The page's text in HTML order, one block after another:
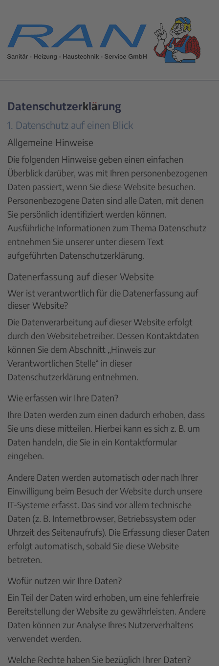
Datenschutz­erklärung
1. Datenschutz auf einen Blick
Allgemeine Hinweise
Die folgenden Hinweise geben einen einfachen
Überblick darüber, was mit Ihren personenbezogenen
Daten passiert, wenn Sie diese Website besuchen.
Personenbezogene Daten sind alle Daten, mit denen
Sie persönlich identifiziert werden können.
Ausführliche Informationen zum Thema Datenschutz
entnehmen Sie unserer unter diesem Text
aufgeführten Datenschutzerklärung.
Datenerfassung auf dieser Website
Wer ist verantwortlich für die Datenerfassung auf
dieser Website?
Die Datenverarbeitung auf dieser Website erfolgt
durch den Websitebetreiber. Dessen Kontaktdaten
können Sie dem Abschnitt „Hinweis zur
Verantwortlichen Stelle“ in dieser
Datenschutzerklärung entnehmen.
Wie erfassen wir Ihre Daten?
Ihre Daten werden zum einen dadurch erhoben, dass
Sie uns diese mitteilen. Hierbei kann es sich z. B. um
Daten handeln, die Sie in ein Kontaktformular
eingeben.
Andere Daten werden automatisch oder nach Ihrer
Einwilligung beim Besuch der Website durch unsere
IT-Systeme erfasst. Das sind vor allem technische
Daten (z. B. Internetbrowser, Betriebssystem oder
Uhrzeit des Seitenaufrufs). Die Erfassung dieser Daten
erfolgt automatisch, sobald Sie diese Website
betreten.
Wofür nutzen wir Ihre Daten?
Ein Teil der Daten wird erhoben, um eine fehlerfreie
Bereitstellung der Website zu gewährleisten. Andere
Daten können zur Analyse Ihres Nutzerverhaltens
verwendet werden.
Welche Rechte haben Sie bezüglich Ihrer Daten?